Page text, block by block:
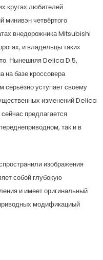
кругах любителей
четвёртого
внедорожника Mitsubishi
и владельцы таких
Нынешняя Delica D:5,
на базе кроссовера
уступает своему
изменений Delica
предлагается
так и в
изображения
собой глубокую
и имеет оригинальный
модификациый